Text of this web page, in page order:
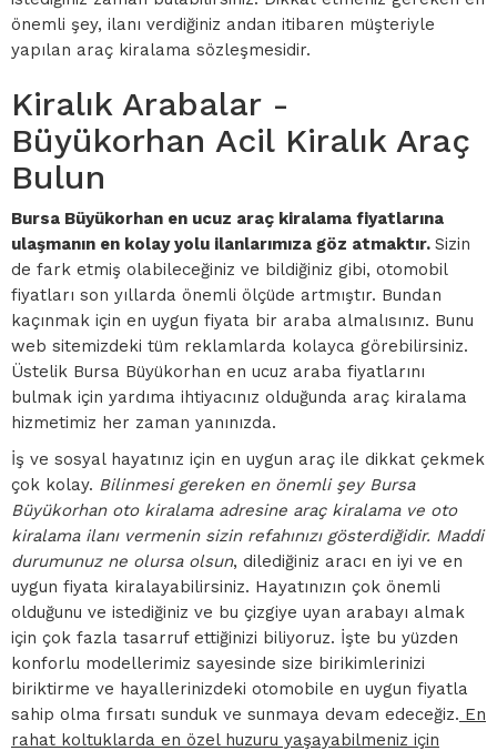
önemli şey, ilanı verdiğiniz andan itibaren müşteriyle
yapılan araç kiralama sözleşmesidir.
Kiralık Arabalar -
Büyükorhan Acil Kiralık Araç
Bulun
Bursa Büyükorhan en ucuz araç kiralama fiyatlarına
ulaşmanın en kolay yolu ilanlarımıza göz atmaktır. Sizin
de fark etmiş olabileceğiniz ve bildiğiniz gibi, otomobil
fiyatları son yıllarda önemli ölçüde artmıştır. Bundan
kaçınmak için en uygun fiyata bir araba almalısınız. Bunu
web sitemizdeki tüm reklamlarda kolayca görebilirsiniz.
Üstelik Bursa Büyükorhan en ucuz araba fiyatlarını
bulmak için yardıma ihtiyacınız olduğunda araç kiralama
hizmetimiz her zaman yanınızda.
İş ve sosyal hayatınız için en uygun araç ile dikkat çekmek
çok kolay. Bilinmesi gereken en önemli şey Bursa
Büyükorhan oto kiralama adresine araç kiralama ve oto
kiralama ilanı vermenin sizin refahınızı gösterdiğidir. Maddi
durumunuz ne olursa olsun, dilediğiniz aracı en iyi ve en
uygun fiyata kiralayabilirsiniz. Hayatınızın çok önemli
olduğunu ve istediğiniz ve bu çizgiye uyan arabayı almak
için çok fazla tasarruf ettiğinizi biliyoruz. İşte bu yüzden
konforlu modellerimiz sayesinde size birikimlerinizi
biriktirme ve hayallerinizdeki otomobile en uygun fiyatla
sahip olma fırsatı sunduk ve sunmaya devam edeceğiz. En
rahat koltuklarda en özel huzuru yaşayabilmeniz için